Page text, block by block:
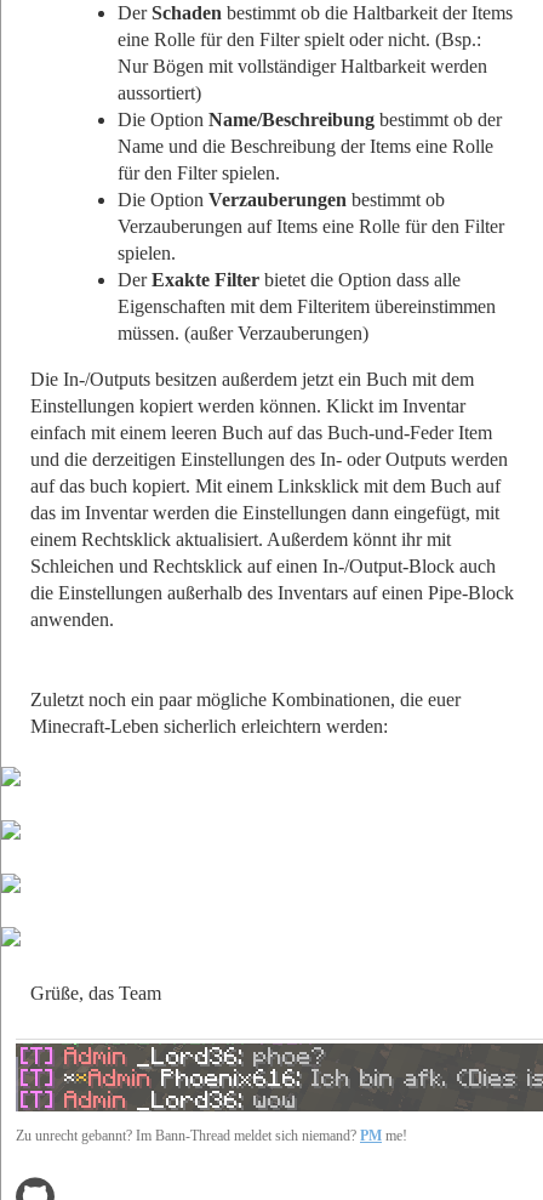
DerSchaden bestimmt ob die Haltbarkeit der Items
eine Rolle für den Filter spielt oder nicht. (Bsp.:
Nur Bögen mit vollständiger Haltbarkeit werden
aussortiert)
Die Option Name/Beschreibung bestimmt ob der
Name und die Beschreibung der Items eine Rolle
für den Filter spielen.
Die Option Verzauberungen bestimmt ob
Verzauberungen auf Items eine Rolle für den Filter
spielen.
DerExakte Filter bietet die Option dass alle
Eigenschaften mit dem Filteritem übereinstimmen
müssen. (außer Verzauberungen)
Die In-/Outputs besitzen außerdem jetzt ein Buch mit dem
Einstellungen kopiert werden können. Klickt im Inventar
einfach mit einem leeren Buch auf das Buch-und-Feder Item
und die derzeitigen Einstellungen des In- oder Outputs werden
auf das buch kopiert. Mit einem Linksklick mit dem Buch auf
das im Inventar werden die Einstellungen dann eingefügt, mit
einem Rechtsklick aktualisiert. Außerdem könnt ihr mit
Schleichen und Rechtsklick auf einen In-/Output-Block auch
die Einstellungen außerhalb des Inventars auf einen Pipe-Block
anwenden.
Zuletzt noch ein paar mögliche Kombinationen, die euer
Minecraft-Leben sicherlich erleichtern werden:
Grüße, das Team
Zu unrecht gebannt? Im Bann-Thread meldet sich niemand? PM me!